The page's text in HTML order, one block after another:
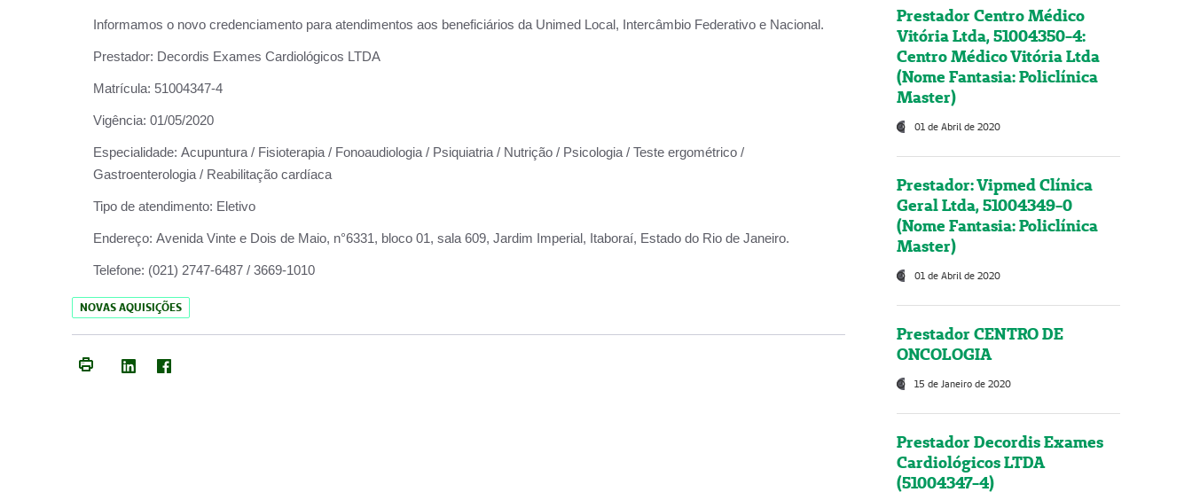
Informamos o novo credenciamento para atendimentos aos beneficiários da Unimed Local, Intercâmbio Federativo e Nacional.
Prestador: Decordis Exames Cardiológicos LTDA
Matrícula: 51004347-4
Vigência: 01/05/2020
Especialidade: Acupuntura / Fisioterapia / Fonoaudiologia / Psiquiatria / Nutrição / Psicologia / Teste ergométrico /
Gastroenterologia / Reabilitação cardíaca
Tipo de atendimento: Eletivo
Endereço: Avenida Vinte e Dois de Maio, n°6331, bloco 01, sala 609, Jardim Imperial, Itaboraí, Estado do Rio de Janeiro.
Telefone: (021) 2747-6487 / 3669-1010
NOVAS AQUISIÇÕES
Prestador Centro Médico
Vitória Ltda, 51004350-4:
Centro Médico Vitória Ltda
(Nome Fantasia: Policlínica
Master)
01 de Abril de 2020
Prestador: Vipmed Clínica
Geral Ltda, 51004349-0
(Nome Fantasia: Policlínica
Master)
01 de Abril de 2020
Prestador CENTRO DE
ONCOLOGIA
15 de Janeiro de 2020
Prestador Decordis Exames
Cardiológicos LTDA
(51004347-4)